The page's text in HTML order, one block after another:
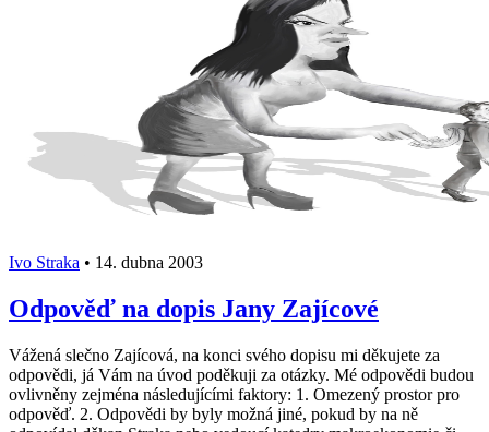
Ivo Straka • 14. dubna 2003
Odpověď na dopis Jany Zajícové
Vážená slečno Zajícová, na konci svého dopisu mi děkujete za
odpovědi, já Vám na úvod poděkuji za otázky. Mé odpovědi budou
ovlivněny zejména následujícími faktory: 1. Omezený prostor pro
odpověď. 2. Odpovědi by byly možná jiné, pokud by na ně